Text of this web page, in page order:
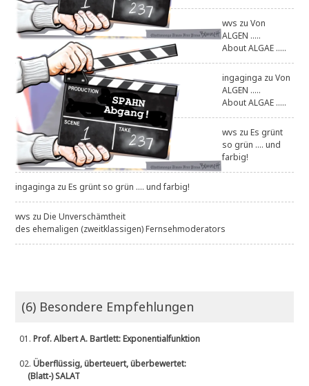
wvs zuVon
ALGEN .....
About ALGAE .....
ingaginga zuVon
ALGEN .....
About ALGAE .....
wvs zuEs grünt
so grün .... und
farbig!
ingaginga zuEs grünt so grün .... und farbig!
wvs zuDie Unverschämtheit
des ehemaligen (zweitklassigen) Fernsehmoderators
(6) Besondere Empfehlungen
01.Prof. Albert A. Bartlett: Exponentialfunktion
02.Überflüssig, überteuert, überbewertet:
(Blatt-) SALAT